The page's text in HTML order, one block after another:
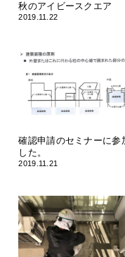
秋のアイビースクエア
2019.11.22
確認申請のセミナーに参
した。
2019.11.21